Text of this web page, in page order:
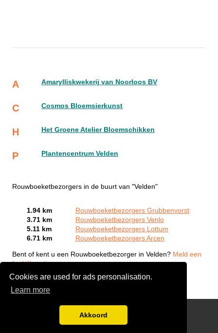
Cookies are used for ads personalisation.
Learn more
Akkoord
A Amarylliskwekerij van Noorloos BV
C Cosmos Bloemsierkunst
H Het Groene Atelier Bloemschikken
P Plantencentrum Velden
Rouwboeketbezorgers in de buurt van "Velden"
1.94 km
Rouwboeketbezorgers Grubbenvorst
3.71 km
Rouwboeketbezorgers Venlo
5.11 km
Rouwboeketbezorgers Lottum
6.71 km
Rouwboeketbezorgers Arcen
Bent of kent u een Rouwboeketbezorger in Velden? Meld een
bedrijf gratis aan